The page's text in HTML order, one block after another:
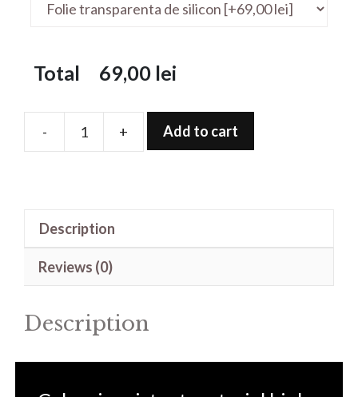
Total 69,00 lei
-
Folie
+ Add to cart
Description
Reviews (0)
Description